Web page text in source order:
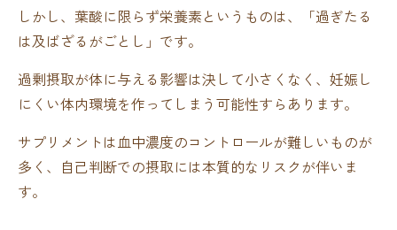
しかし、葉酸に限らず栄養素というものは、「過ぎたる
は及ばざるがごとし」です。
過剰摂取が体に与える影響は決して小さくなく、妊娠し
にくい体内環境を作ってしまう可能性すらあります。
サプリメントは血中濃度のコントロールが難しいものが
多く、自己判断での摂取には本質的なリスクが伴いま
す。